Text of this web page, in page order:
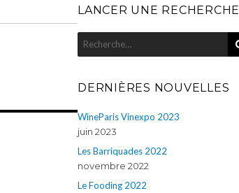
LANCER UNE RECHERCHE
Recherche
pour
DERNIÈRES NOUVELLES
WineParis Vinexpo 2023
juin 2023
Les Barriquades 2022
novembre 2022
Le Fooding 2022